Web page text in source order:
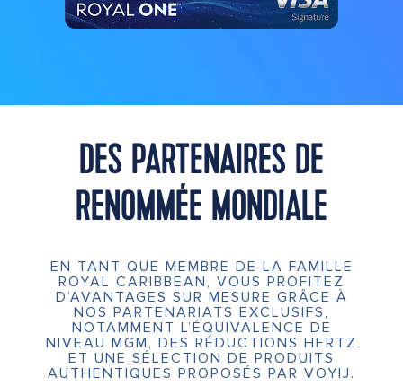
DES PARTENAIRES DE
RENOMMÉE MONDIALE
EN TANT QUE MEMBRE DE LA FAMILLE
ROYAL CARIBBEAN, VOUS PROFITEZ
D’AVANTAGES SUR MESURE GRÂCE À
NOS PARTENARIATS EXCLUSIFS,
NOTAMMENT L’ÉQUIVALENCE DE
NIVEAU MGM, DES RÉDUCTIONS HERTZ
ET UNE SÉLECTION DE PRODUITS
AUTHENTIQUES PROPOSÉS PAR VOYIJ.